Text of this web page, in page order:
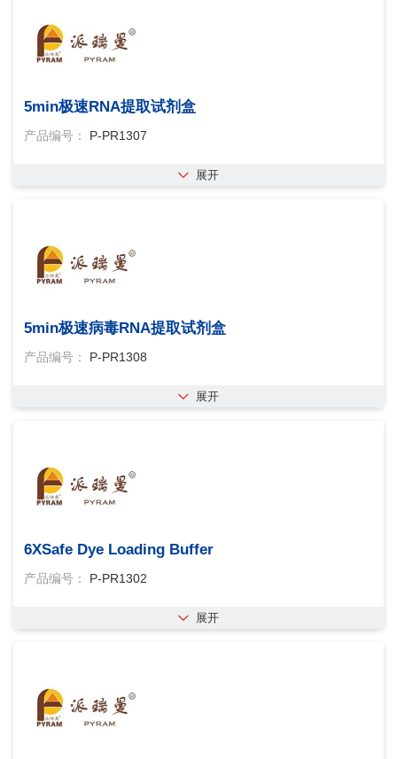
5min极速RNA提取试剂盒
产品编号： P-PR1307
展开
5min极速病毒RNA提取试剂盒
产品编号： P-PR1308
展开
6XSafe Dye Loading Buffer
产品编号： P-PR1302
展开